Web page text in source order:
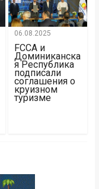
06.08.2025
FCCA и
Доминиканска
я Республика
подписали
соглашения о
круизном
туризме